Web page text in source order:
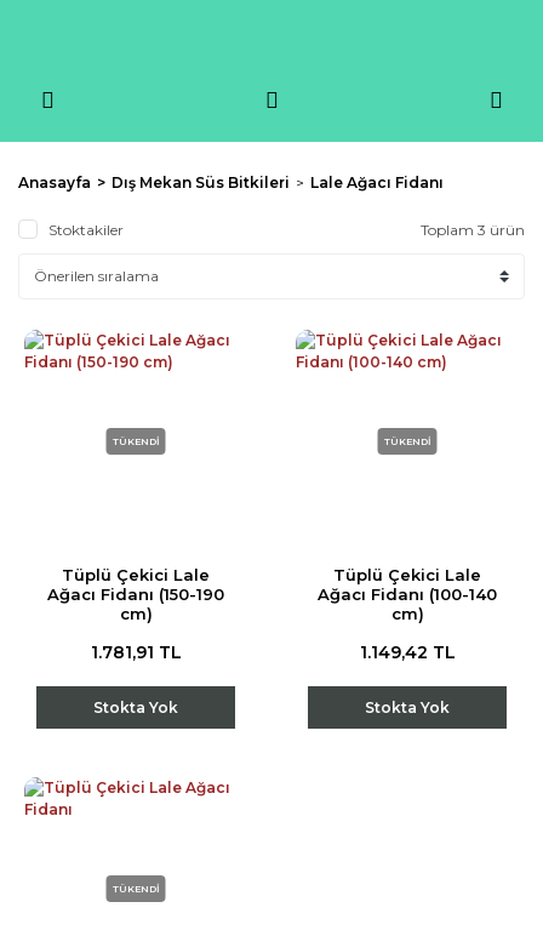
Anasayfa Dış Mekan Süs Bitkileri Lale Ağacı Fidanı
Stoktakiler Toplam 3 ürün
TÜKENDİ
Tüplü Çekici Lale
Ağacı Fidanı (150-190
cm)
1.781,91 TL
Stokta Yok
TÜKENDİ
Tüplü Çekici Lale
Ağacı Fidanı (100-140
cm)
1.149,42 TL
Stokta Yok
TÜKENDİ